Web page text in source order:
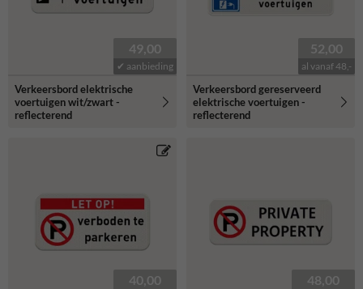
49,00
✔ aanbieding
Verkeersbord elektrische
voertuigen wit/zwart -
reflecterend
52,00
al vanaf 48,-
Verkeersbord gereserveerd
elektrische voertuigen -
reflecterend
40,00 48,00